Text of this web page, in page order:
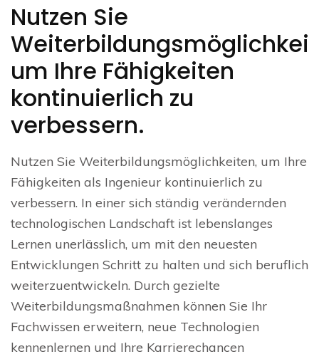
Nutzen Sie
um Ihre Fähigkeiten
kontinuierlich zu
verbessern.
Nutzen Sie Weiterbildungsmöglichkeiten, um Ihre
Fähigkeiten als Ingenieur kontinuierlich zu
verbessern. In einer sich ständig verändernden
technologischen Landschaft ist lebenslanges
Lernen unerlässlich, um mit den neuesten
Entwicklungen Schritt zu halten und sich beruflich
weiterzuentwickeln. Durch gezielte
Weiterbildungsmaßnahmen können Sie Ihr
Fachwissen erweitern, neue Technologien
kennenlernen und Ihre Karrierechancen